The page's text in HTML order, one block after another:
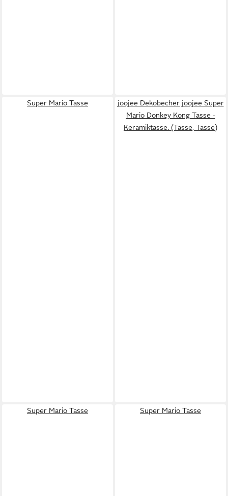
Super Mario Tasse
joojee Dekobecher joojee Super
Mario Donkey Kong Tasse -
Keramiktasse. (Tasse, Tasse)
Super Mario Tasse Super Mario Tasse